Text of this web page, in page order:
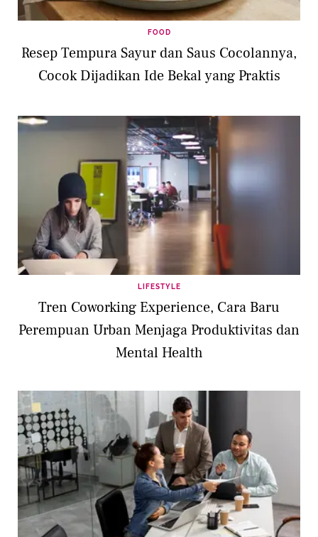
FOOD
Resep Tempura Sayur dan Saus Cocolannya,
Cocok Dijadikan Ide Bekal yang Praktis
LIFESTYLE
Tren Coworking Experience, Cara Baru
Perempuan Urban Menjaga Produktivitas dan
Mental Health